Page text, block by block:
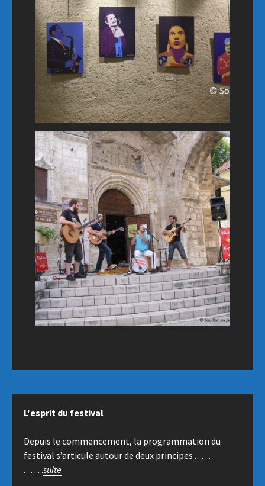
L'esprit du festival
Depuis le commencement, la programmation du
festival s’articule autour de deux principes . . . . .
. . . . . .suite